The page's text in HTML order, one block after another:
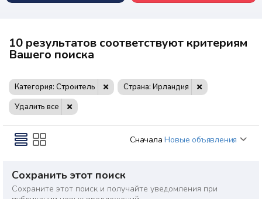
10 результатов соответствуют критериям
Вашего поиска
Категория: Строитель
Страна: Ирландия
Удалить все
Сначала Новые объявления
Сохранить этот поиск
Сохраните этот поиск и получайте уведомления при